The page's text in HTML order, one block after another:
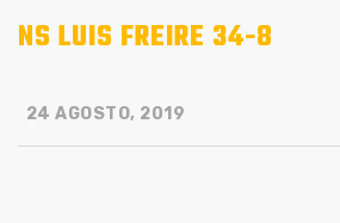
NS LUIS FREIRE 34-8
24 AGOSTO, 2019